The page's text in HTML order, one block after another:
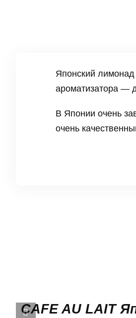
Японский лимонад
ароматизатора —
В Японии очень
очень
CAFE AU LAIT